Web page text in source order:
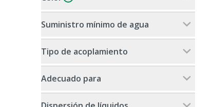
Suministro mínimo de agua
Tipo de acoplamiento
Adecuado para